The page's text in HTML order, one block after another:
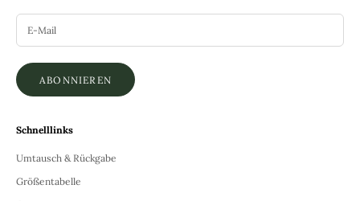
ABONNIEREN
Schnelllinks
Umtausch & Rückgabe
Größentabelle